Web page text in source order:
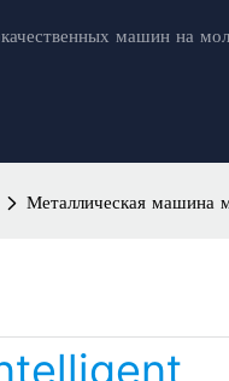
машин на
Металлическая машина